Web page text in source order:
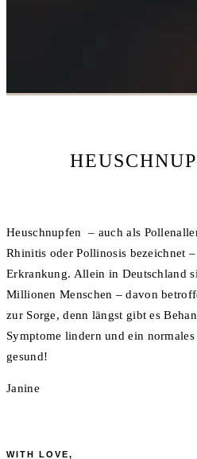
Heuschnupfen – auch als
Rhinitis oder Pollinosis bezeichnet
Erkrankung. Allein in Deutschland
Millionen Menschen – davon
zur Sorge, denn längst gibt es
Symptome lindern und ein
gesund!
Janine
WITH LOVE,